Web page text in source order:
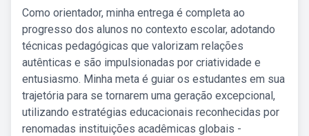
Como orientador, minha entrega é completa ao
progresso dos alunos no contexto escolar, adotando
técnicas pedagógicas que valorizam relações
autênticas e são impulsionadas por criatividade e
entusiasmo. Minha meta é guiar os estudantes em sua
trajetória para se tornarem uma geração excepcional,
utilizando estratégias educacionais reconhecidas por
renomadas instituições acadêmicas globais -